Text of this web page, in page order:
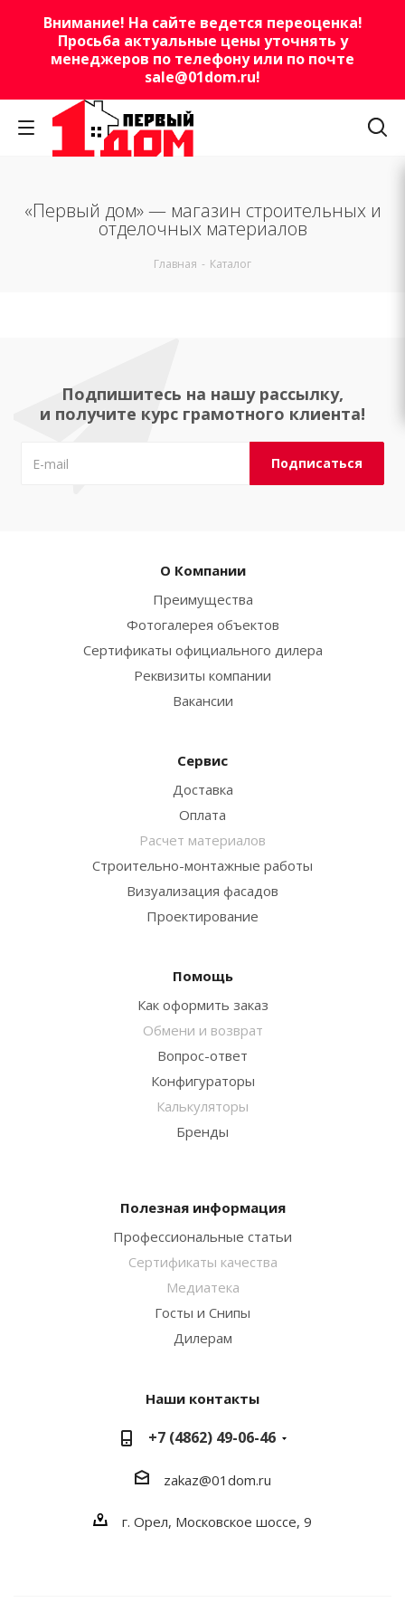
Внимание! На сайте ведется переоценка!
Просьба актуальные цены уточнять у
менеджеров по телефону или по почте
sale@01dom.ru!
«Первый дом» — магазин строительных и
отделочных материалов
Главная - Каталог
Подпишитесь на нашу рассылку,
и получите курс грамотного клиента!
О Компании
Преимущества
Фотогалерея объектов
Сертификаты официального дилера
Реквизиты компании
Вакансии
Сервис
Доставка
Оплата
Расчет материалов
Строительно-монтажные работы
Визуализация фасадов
Проектирование
Помощь
Как оформить заказ
Обмени и возврат
Вопрос-ответ
Конфигураторы
Калькуляторы
Бренды
Полезная информация
Профессиональные статьи
Сертификаты качества
Медиатека
Госты и Снипы
Дилерам
Наши контакты
+7 (4862) 49-06-46
zakaz@01dom.ru
г. Орел, Московское шоссе, 9